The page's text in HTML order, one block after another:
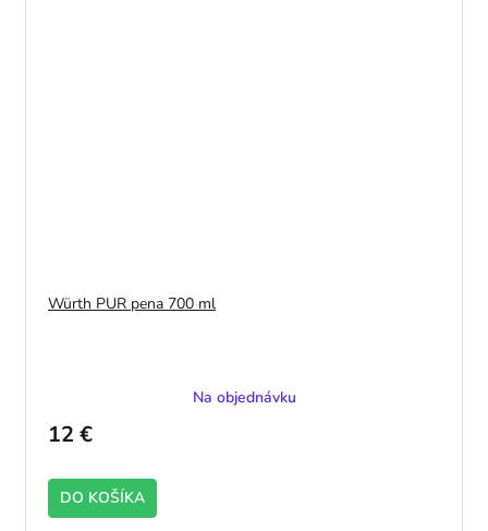
Würth PUR pena 700 ml
Na objednávku
12 €
DO KOŠÍKA